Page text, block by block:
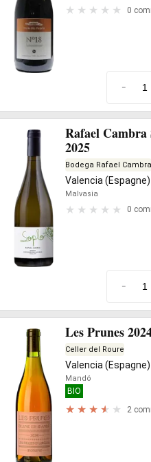
0
-
Rafael Cambra
2025
Bodega Rafael Cambra
Valencia (Espagne)
Malvasia
0
-
Les Prunes
Celler del Roure
Valencia (Espagne)
Mandó
BIO
2